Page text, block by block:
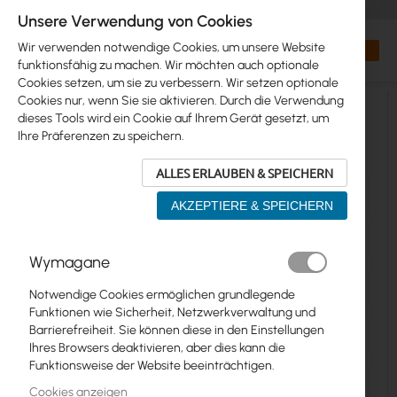
SearchMein
Kauf- und Rückgabebedingungen
Rückgabebedingungen
Rechnungskorrekturen
Internationaler Versand
Versicherung
Unsere Verwendung von Cookies
Wir verwenden notwendige Cookies, um unsere Website
funktionsfähig zu machen. Wir möchten auch optionale
Cookies setzen, um sie zu verbessern. Wir setzen optionale
Cookies nur, wenn Sie sie aktivieren. Durch die Verwendung
dieses Tools wird ein Cookie auf Ihrem Gerät gesetzt, um
Ihre Präferenzen zu speichern.
ALLES ERLAUBEN & SPEICHERN
AKZEPTIERE & SPEICHERN
Wymagane
Notwendige Cookies ermöglichen grundlegende
Funktionen wie Sicherheit, Netzwerkverwaltung und
Barrierefreiheit. Sie können diese in den Einstellungen
Ihres Browsers deaktivieren, aber dies kann die
Funktionsweise der Website beeinträchtigen.
Cookies anzeigen